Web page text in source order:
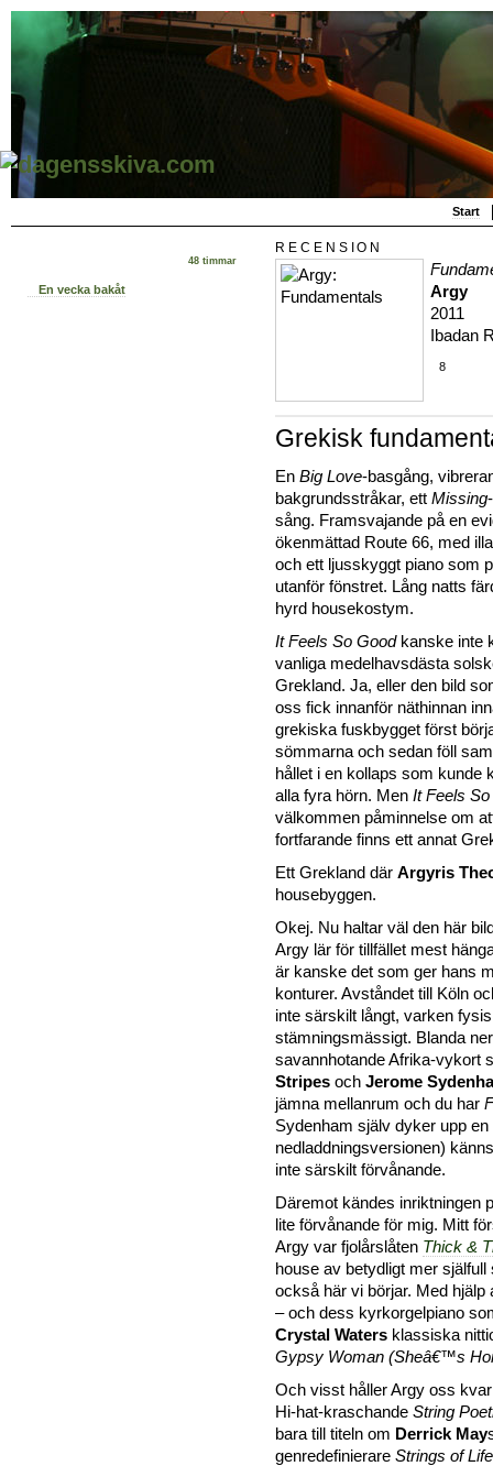
Start
48 timmar
En vecka bakåt
RECENSION
Argy
2011
Ibadan
8
Grekisk
En Big Love-basgång,
bakgrundsstråkar, ett Missing
sång. Framsvajande på en
ökenmättad Route 66, med
och ett ljusskyggt piano som
utanför fönstret. Lång natts
hyrd housekostym.
It Feels So Goodkanske inte
vanliga medelhavsdästa
Grekland. Ja, eller den bild
oss fick innanför näthinnan
grekiska fuskbygget först
sömmarna och sedan föll
hållet i en kollaps som kunde
alla fyra hörn. Men It Feels
välkommen påminnelse om
fortfarande finns ett annat
Ett Grekland där Argyris
housebyggen.
Okej. Nu haltar väl den här
Argy lär för tillfället mest
är kanske det som ger hans
konturer. Avståndet till Köln
inte särskilt långt, varken
stämningsmässigt. Blanda
savannhotande Afrika-vykort
Stripes och Jerome
jämna mellanrum och du har
Sydenham själv dyker upp en
nedladdningsversionen)
inte särskilt förvånande.
Däremot kändes inriktningen
lite förvånande för mig. Mitt
Argy var fjolårslåten Thick &
house av betydligt mer själfull
också här vi börjar. Med hjälp
– och dess kyrkorgelpiano
Crystal Waters klassiska
Gypsy Woman (Sheâ€™s
Och visst håller Argy oss
Hi-hat-kraschande String
bara till titeln om Derrick May
genredefinierare Strings of Life